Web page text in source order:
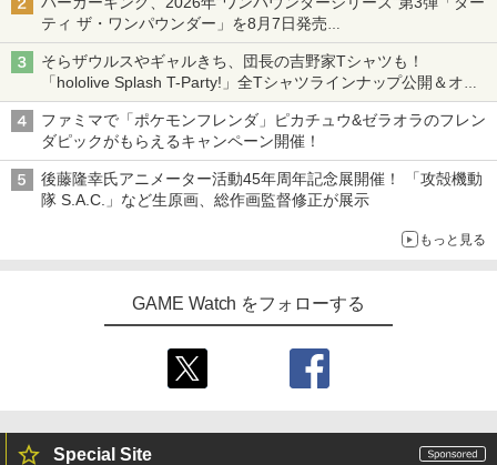
ティ ザ・ワンパウンダー」を8月7日発売
「特製ガーリックマヨソース」を使用した超大型チーズバーガー
そらザウルスやギャルきち、団長の吉野家Tシャツも！
「hololive Splash T-Party!」全Tシャツラインナップ公開＆オン
ライン販売開始
ファミマで「ポケモンフレンダ」ピカチュウ&ゼラオラのフレン
ダピックがもらえるキャンペーン開催！
後藤隆幸氏アニメーター活動45年周年記念展開催！ 「攻殻機動
隊 S.A.C.」など生原画、総作画監督修正が展示
もっと見る
GAME Watch をフォローする
Special Site